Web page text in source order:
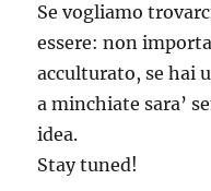
Se vogliamo
essere: non
acculturato, se hai
a minchiate sara’
idea.
Stay tuned!